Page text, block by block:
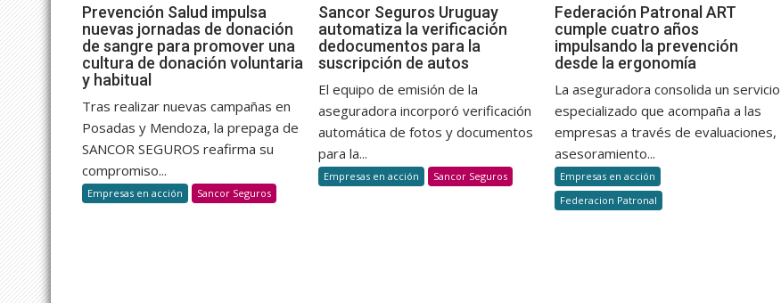
Prevención
Salud
impulsa
nuevas
de
donación
de
para
promover
Prevención Salud impulsa
nuevas jornadas de donación
de sangre para promover una
cultura de donación voluntaria
y habitual
Tras realizar nuevas campañas en
Posadas y Mendoza, la prepaga de
SANCOR SEGUROS reafirma su
compromiso...
Empresas en acción Sancor Seguros
Sancor
Seguros
Uruguay
automatiza
la
verificación
dedocumentos
para
la
suscripción
Sancor Seguros Uruguay
automatiza la verificación
dedocumentos para la
suscripción de autos
El equipo de emisión de la
aseguradora incorporó verificación
automática de fotos y documentos
para la...
Empresas en acción Sancor Seguros
Federación
Patronal
ART
cumple
cuatro
años
impulsando
Federación Patronal ART
cumple cuatro años
impulsando la prevención
desde la ergonomía
La aseguradora consolida un servicio
especializado que acompaña a las
empresas a través de evaluaciones,
asesoramiento...
Empresas en acción
Federacion Patronal